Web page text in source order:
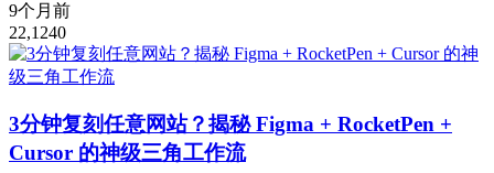
9个月前
22,1240
3分钟复刻任意网站？揭秘 Figma + RocketPen +
Cursor 的神级三角工作流